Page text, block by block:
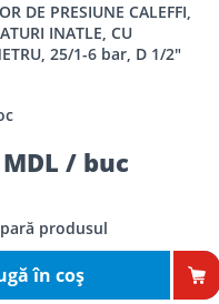
INATLE, CU
25/1-6 bar, D 1/2"
/ buc
produsul
în coş